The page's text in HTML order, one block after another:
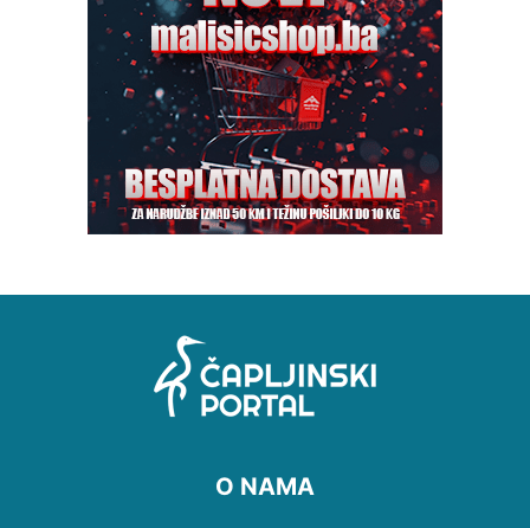
O NAMA